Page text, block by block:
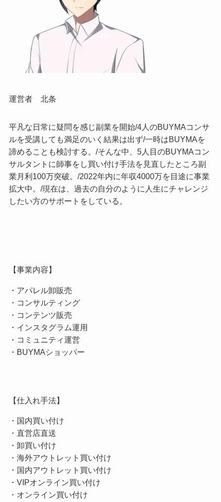
運営者 北条
平凡な日常に疑問を感じ副業を開始/4人のBUYMAコンサ
ルを受講しても満足のいく結果は出ず/一時はBUYMAを
諦めることも検討する。/そんな中、5人目のBUYMAコン
サルタントに師事をし買い付け手法を見直したところ副
業月利100万突破。/2022年内に年収4000万を目途に事業
拡大中。/現在は、過去の自分のように人生にチャレンジ
したい方のサポートをしている。
【事業内容】
・アパレル卸販売
・コンサルティング
・コンテンツ販売
・インスタグラム運用
・コミュニティ運営
・BUYMAショッパー
【仕入れ手法】
・国内買い付け
・直営店直送
・卸買い付け
・海外アウトレット買い付け
・国内アウトレット買い付け
・VIPオンライン買い付け
・オンライン買い付け